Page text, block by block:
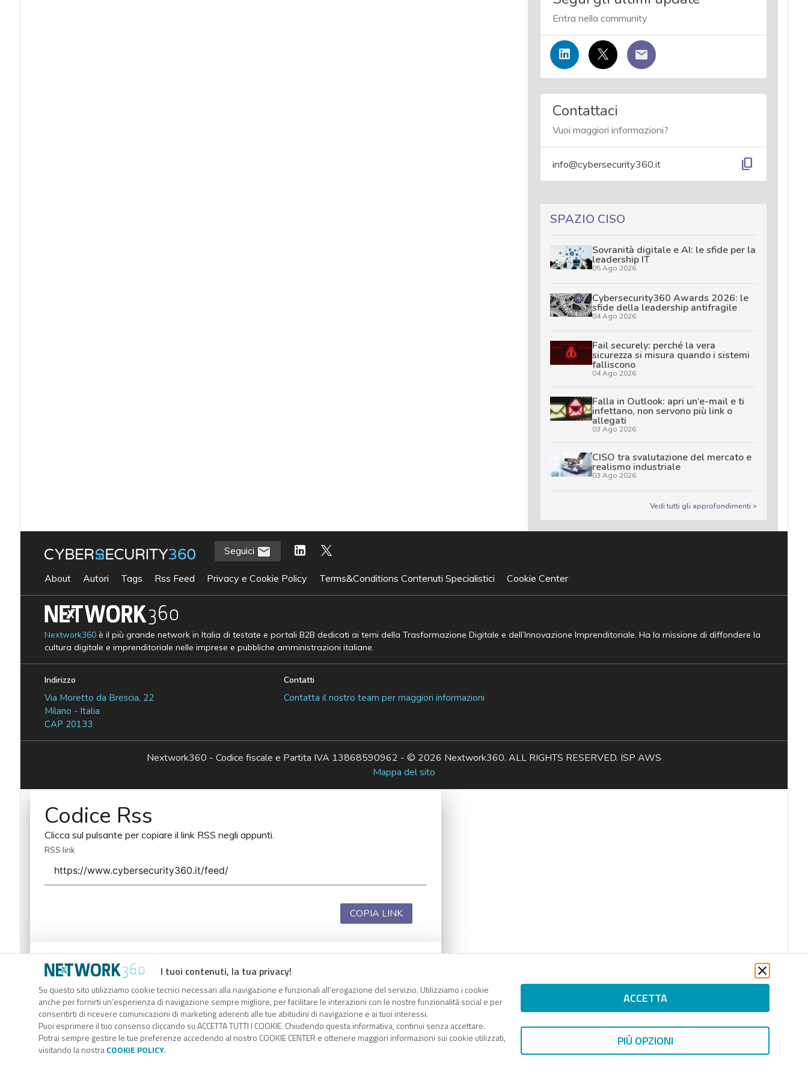
Entra nella community
Contattaci
Vuoi maggiori informazioni?
info@cybersecurity360.it content_copy
SPAZIO CISO
Sovranità digitale e AI: le sfide per la
leadership IT
05 Ago 2026
Cybersecurity360 Awards 2026: le
sfide della leadership antifragile
04 Ago 2026
Fail securely: perché la vera
sicurezza si misura quando i sistemi
falliscono
04 Ago 2026
Falla in Outlook: apri un’e-mail e ti
infettano, non servono più link o
allegati
03 Ago 2026
CISO tra svalutazione del mercato e
realismo industriale
03 Ago 2026
Vedi tutti gli approfondimenti >
I tuoi contenuti, la tua privacy!
Su questo sito utilizziamo cookie tecnici necessari alla navigazione e funzionali all’erogazione del servizio. Utilizziamo i cookie
anche per fornirti un’esperienza di navigazione sempre migliore, per facilitare le interazioni con le nostre funzionalità social e per
consentirti di ricevere comunicazioni di marketing aderenti alle tue abitudini di navigazione e ai tuoi interessi.
Puoi esprimere il tuo consenso cliccando su ACCETTA TUTTI I COOKIE. Chiudendo questa informativa, continui senza accettare.
Potrai sempre gestire le tue preferenze accedendo al nostro COOKIE CENTER e ottenere maggiori informazioni sui cookie utilizzati,
visitando la nostraCOOKIE POLICY.
ACCETTA
PIÙ OPZIONI
Seguici
About Autori Tags Rss Feed Privacy e Cookie Policy Terms&Conditions Contenuti Specialistici Cookie Center
Nextwork360è il più grande network in Italia di testate e portali B2B dedicati ai temi della Trasformazione Digitale e dell’Innovazione Imprenditoriale. Ha la missione di diffondere la
cultura digitale e imprenditoriale nelle imprese e pubbliche amministrazioni italiane.
Indirizzo
Via Moretto da Brescia, 22
Milano - Italia
CAP 20133
Contatti
Contatta il nostro team per maggiori informazioni
Nextwork360 - Codice fiscale e Partita IVA 13868590962 - © 2026 Nextwork360. ALL RIGHTS RESERVED. ISP AWS
Mappa del sito
Codice Rss
Clicca sul pulsante per copiare il link RSS negli appunti.
RSS link
COPIA LINK
Codice Rss
Clicca sul pulsante per copiare il link RSS negli appunti.
RSS link